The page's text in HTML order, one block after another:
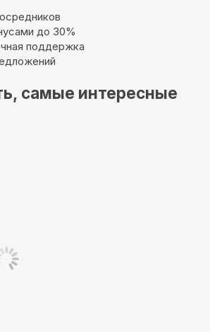
до 30%
поддержка
самые интересные